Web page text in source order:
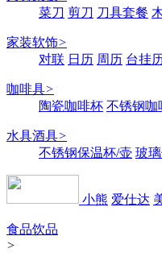
菜刀 剪刀 刀具套餐
家装软饰>
对联 日历 周历 台挂
咖啡具>
陶瓷咖啡杯 不锈钢咖
水具酒具>
不锈钢保温杯/壶 玻
小熊 爱仕达
食品饮品
>